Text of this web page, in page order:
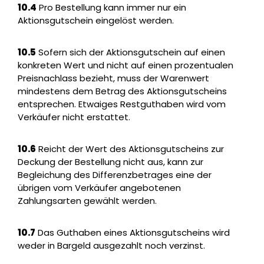
10.4 Pro Bestellung kann immer nur ein
Aktionsgutschein eingelöst werden.
10.5 Sofern sich der Aktionsgutschein auf einen
konkreten Wert und nicht auf einen prozentualen
Preisnachlass bezieht, muss der Warenwert
mindestens dem Betrag des Aktionsgutscheins
entsprechen. Etwaiges Restguthaben wird vom
Verkäufer nicht erstattet.
10.6 Reicht der Wert des Aktionsgutscheins zur
Deckung der Bestellung nicht aus, kann zur
Begleichung des Differenzbetrages eine der
übrigen vom Verkäufer angebotenen
Zahlungsarten gewählt werden.
10.7 Das Guthaben eines Aktionsgutscheins wird
weder in Bargeld ausgezahlt noch verzinst.